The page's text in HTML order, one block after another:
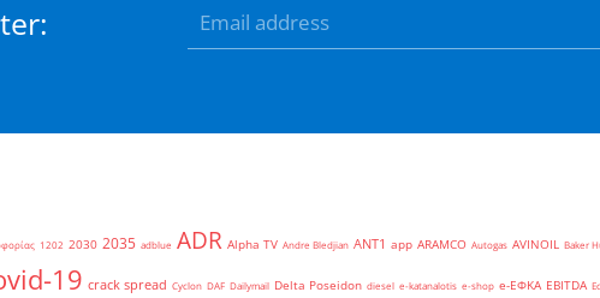
1202 2030 2035 adblue ADR Alpha TV Andre Bledjian ANT1 app ARAMCO Autogas AVINOIL Baker
19 crack spread Cyclon DAF Dailymail Delta Poseidon diesel e-katanalotis e-shop e-ΕΦΚΑ EBITDA